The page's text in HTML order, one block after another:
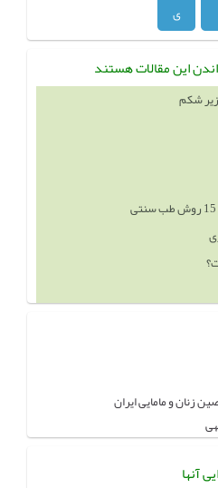
ی
این مقالات هستند
سينه ميشود
و مامایی ایران
آنها